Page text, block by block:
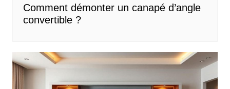
Comment démonter un canapé d’angle
convertible ?